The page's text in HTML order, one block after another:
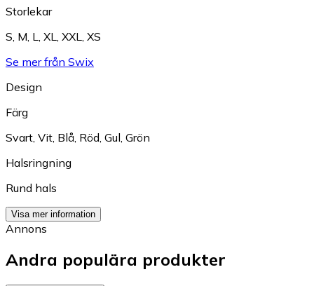
Storlekar
S M L XL XXL
XS
Se mer från Swix
Design
Färg
Svart Vit Blå Röd Gul Grön
Halsringning
Rund hals
Visa mer information
Annons
Andra populära produkter